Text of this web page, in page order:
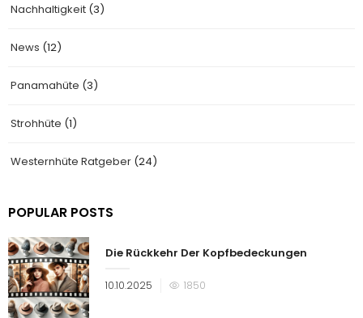
Nachhaltigkeit (3)
News (12)
Panamahüte (3)
Strohhüte (1)
Westernhüte Ratgeber (24)
POPULAR POSTS
Die Rückkehr Der Kopfbedeckungen
Veröffentlicht
10.10.2025 1850